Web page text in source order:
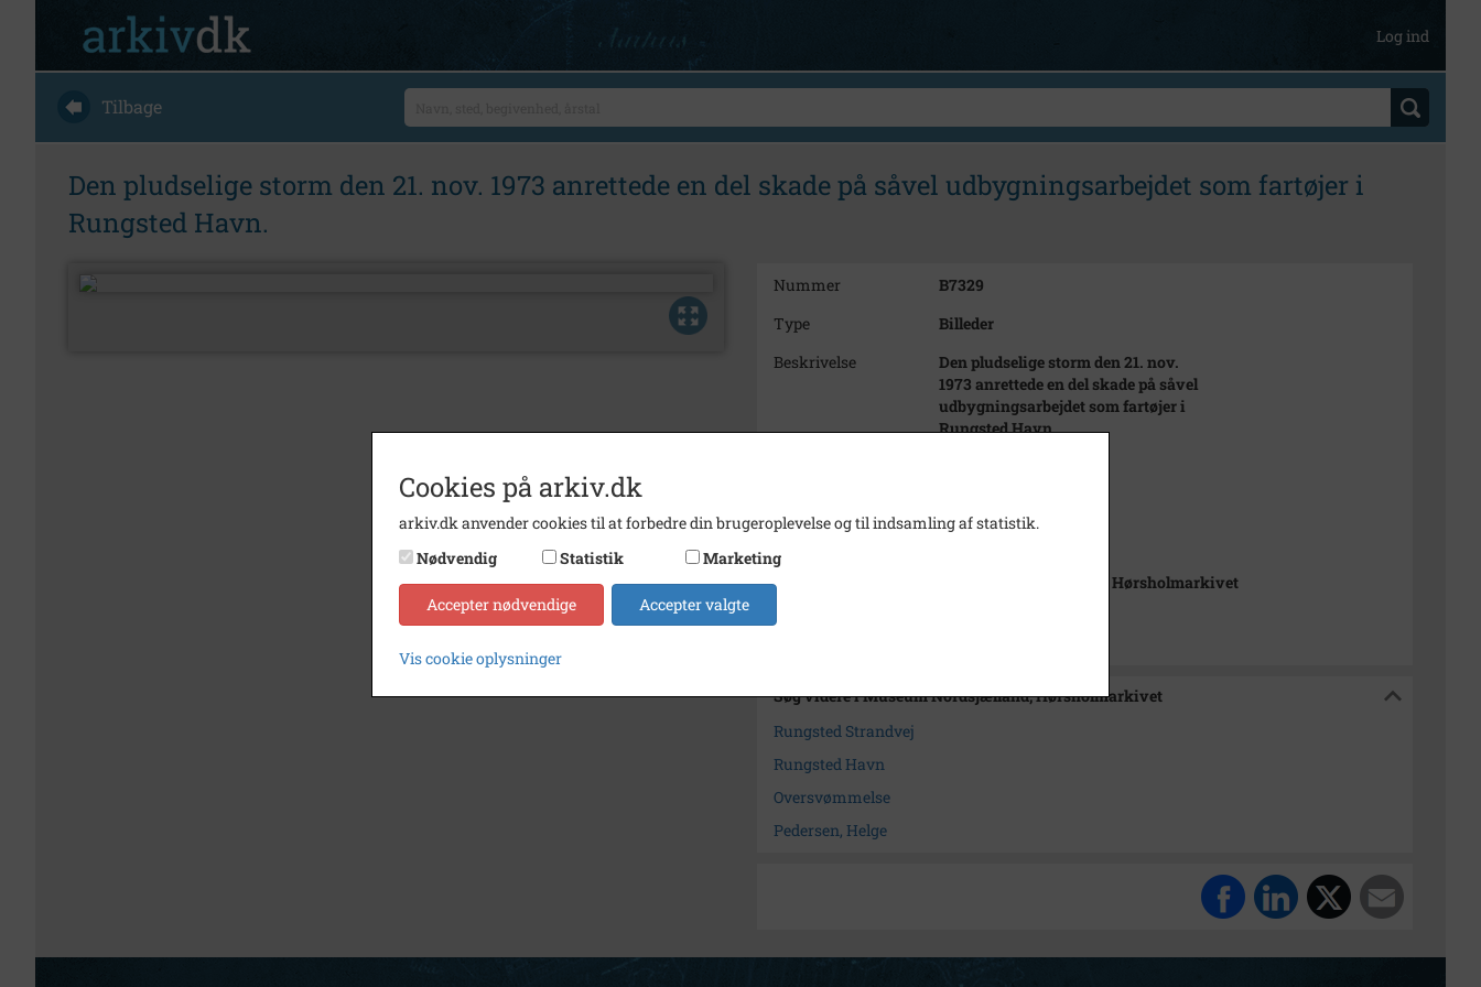
Log ind
Tilbage
Den pludselige storm den 21. nov. 1973 anrettede en del skade på såvel udbygningsarbejdet som fartøjer i
Rungsted Havn.
Nummer
B7329
Type
Billeder
Beskrivelse
Den pludselige storm den 21. nov.
1973 anrettede en del skade på såvel
udbygningsarbejdet som fartøjer i
Rungsted Havn.
Arkiv
Museum Nordsjælland, Hørsholmarkivet
Søg videre i Museum Nordsjælland, Hørsholmarkivet
Rungsted Strandvej
Rungsted Havn
Oversvømmelse
Pedersen, Helge
Cookies på arkiv.dk
arkiv.dk anvender cookies til at forbedre din brugeroplevelse og til indsamling af statistik.
Nødvendig
Statistik Marketing
Accepter nødvendige Accepter valgte
Vis cookie oplysninger